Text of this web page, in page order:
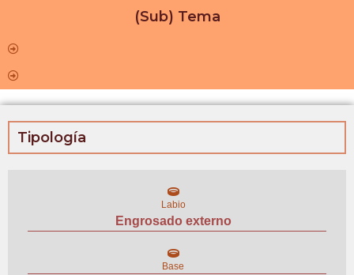
(Sub) Tema
Tipología
Labio
Engrosado externo
Base